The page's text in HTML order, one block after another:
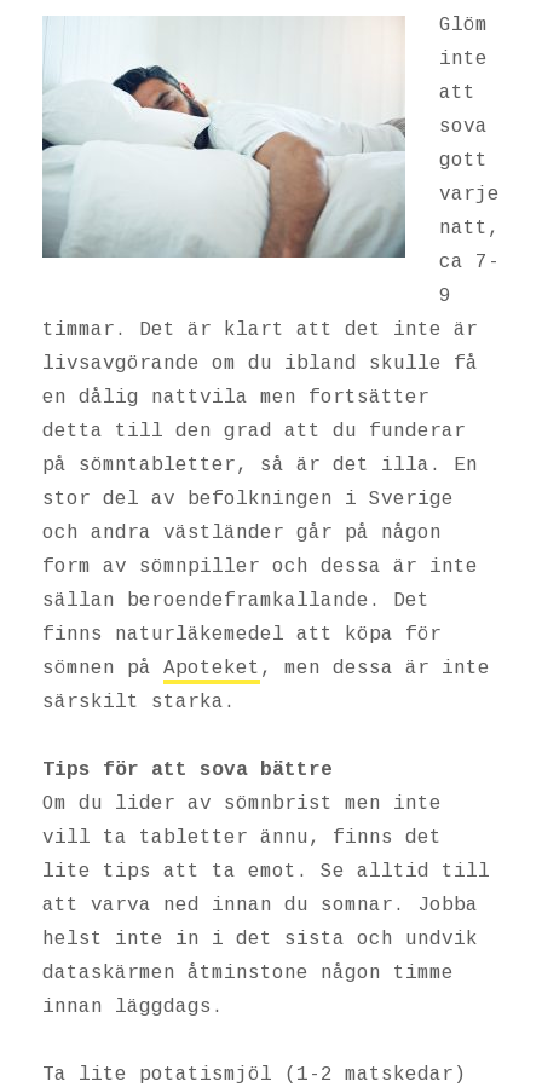
Glöm
inte
att
sova
gott
varje
natt,
ca 7-
9
timmar. Det är klart att det inte är
livsavgörande om du ibland skulle få
en dålig nattvila men fortsätter
detta till den grad att du funderar
på sömntabletter, så är det illa. En
stor del av befolkningen i Sverige
och andra västländer går på någon
form av sömnpiller och dessa är inte
sällan beroendeframkallande. Det
finns naturläkemedel att köpa för
sömnen på Apoteket , men dessa är inte
särskilt starka.
Tips för att sova bättre
Om du lider av sömnbrist men inte
vill ta tabletter ännu, finns det
lite tips att ta emot. Se alltid till
att varva ned innan du somnar. Jobba
helst inte in i det sista och undvik
dataskärmen åtminstone någon timme
innan läggdags.
Ta lite potatismjöl (1-2 matskedar)